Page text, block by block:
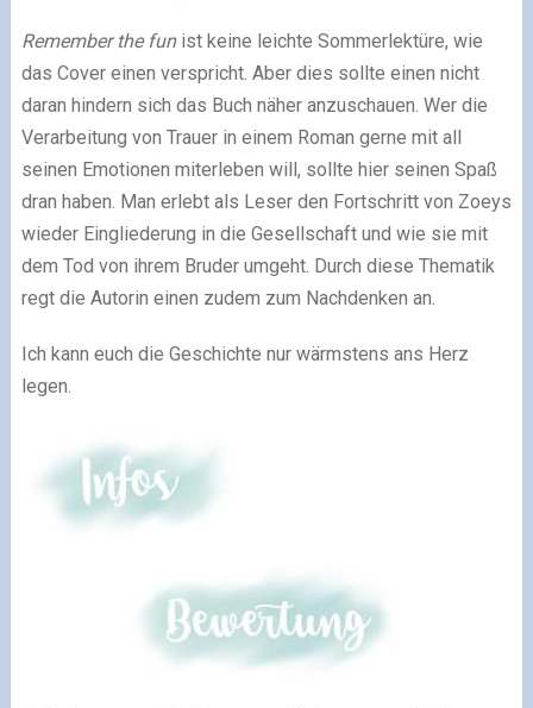
Remember the funist keine leichte Sommerlektüre, wie
das Cover einen verspricht. Aber dies sollte einen nicht
daran hindern sich das Buch näher anzuschauen. Wer die
Verarbeitung von Trauer in einem Roman gerne mit all
seinen Emotionen miterleben will, sollte hier seinen Spaß
dran haben. Man erlebt als Leser den Fortschritt von Zoeys
wieder Eingliederung in die Gesellschaft und wie sie mit
dem Tod von ihrem Bruder umgeht. Durch diese Thematik
regt die Autorin einen zudem zum Nachdenken an.
Ich kann euch die Geschichte nur wärmstens ans Herz
legen.